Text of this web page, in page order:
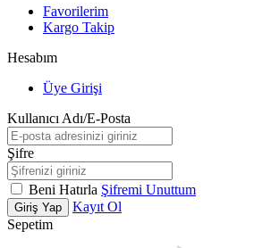
Favorilerim
Kargo Takip
Hesabım
Üye Girişi
Kullanıcı Adı/E-Posta
Şifre
Beni Hatırla Şifremi Unuttum
Giriş Yap
Kayıt Ol
Sepetim